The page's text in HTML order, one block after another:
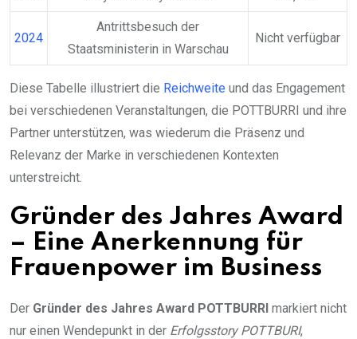
2024
Antrittsbesuch der
Staatsministerin in Warschau
Nicht verfügbar
Diese Tabelle illustriert die Reichweite und das Engagement
bei verschiedenen Veranstaltungen, die POTTBURRI und ihre
Partner unterstützen, was wiederum die Präsenz und
Relevanz der Marke in verschiedenen Kontexten
unterstreicht.
Gründer des Jahres Award
– Eine Anerkennung für
Frauenpower im Business
Der Gründer des Jahres Award POTTBURRI markiert nicht
nur einen Wendepunkt in der Erfolgsstory POTTBURI,